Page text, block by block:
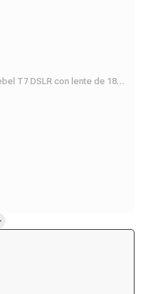
T7 DSLR con lente de 18-
MicroSD 64GB + Maletín